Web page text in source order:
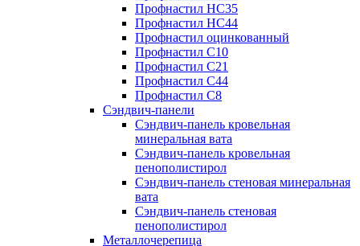
Профнастил НС35
Профнастил НС44
Профнастил оцинкованный
Профнастил С10
Профнастил С21
Профнастил С44
Профнастил С8
Сэндвич-панели
Сэндвич-панель кровельная
минеральная вата
Сэндвич-панель кровельная
пенополистирол
Сэндвич-панель стеновая минеральная
вата
Сэндвич-панель стеновая
пенополистирол
Металлочерепица